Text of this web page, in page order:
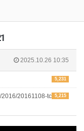
2025.10.26 10:35
5,231
5,215
2016/20161108-tc